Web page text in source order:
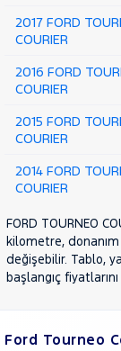
2017 FORD
COURIER
2016 FORD
COURIER
2015 FORD
COURIER
2014 FORD
COURIER
FORD TOURNEO
kilometre,
değişebilir. Tablo,
başlangıç
Ford Tourneo